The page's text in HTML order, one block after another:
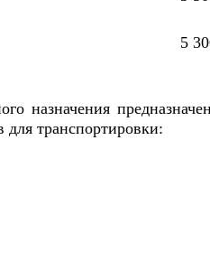
5
назначения
для транспортировки: